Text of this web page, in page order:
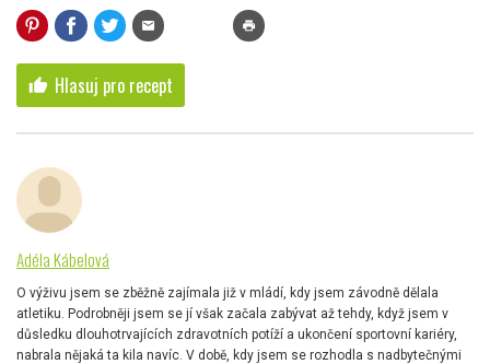
mail print
thumb_up Hlasuj pro recept
Adéla Kábelová
O výživu jsem se zběžně zajímala již v mládí, kdy jsem závodně dělala
atletiku. Podrobněji jsem se jí však začala zabývat až tehdy, když jsem v
důsledku dlouhotrvajících zdravotních potíží a ukončení sportovní kariéry,
nabrala nějaká ta kila navíc. V době, kdy jsem se rozhodla s nadbytečnými